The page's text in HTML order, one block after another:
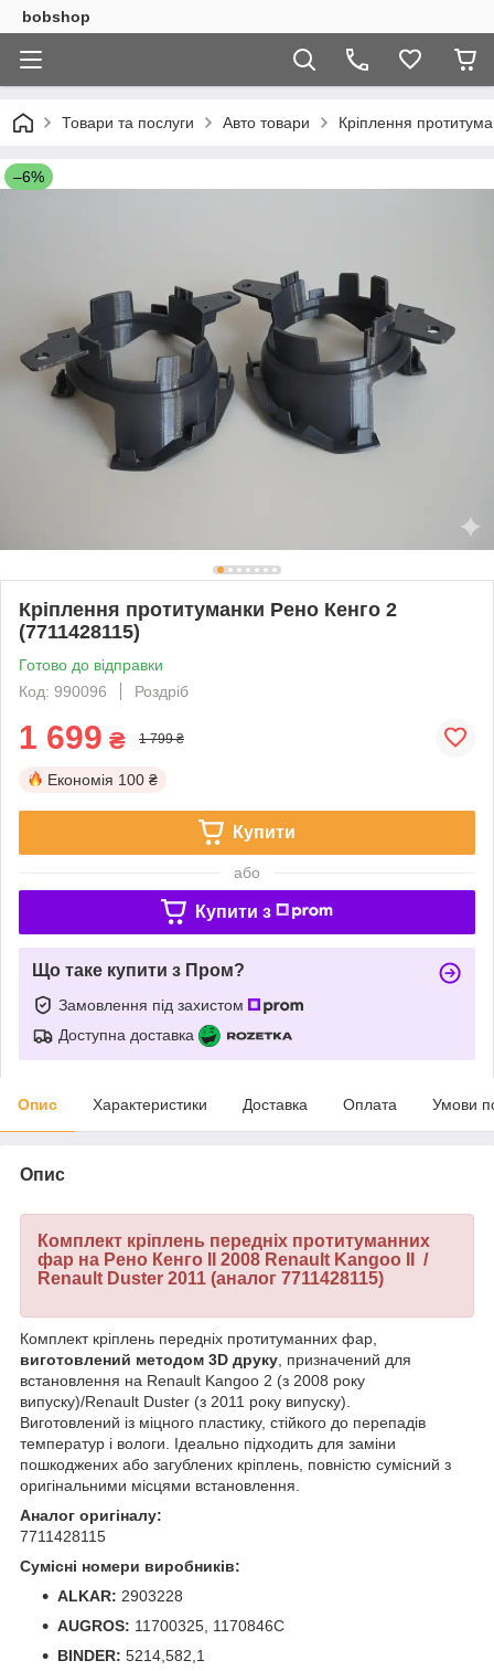
bobshop
Товари та послуги Авто товари Кріплення
–6%
Кріплення протитуманки Рено Кенго 2
(7711428115)
Готово до відправки
Код: 990096
Роздріб
1 699 ₴ 1 799 ₴
Економія 100 ₴
Купити
або
Купити з
Що таке купити з Пром?
Замовлення під захистом
Доступна доставка
Опис Характеристики Доставка Оплата Умови
Опис
Комплект кріплень передніх протитуманних
фар на Рено Кенго II 2008 Renault Kangoo II /
Renault Duster 2011 (аналог 7711428115)
Комплект кріплень передніх протитуманних фар,
виготовлений методом 3D друку , призначений для
встановлення на Renault Kangoo 2 (з 2008 року
випуску)/Renault Duster (з 2011 року випуску).
Виготовлений із міцного пластику, стійкого до перепадів
температур і вологи. Ідеально підходить для заміни
пошкоджених або загублених кріплень, повністю сумісний з
оригінальними місцями встановлення.
Аналог оригіналу:
7711428115
Сумісні номери виробників:
ALKAR: 2903228
AUGROS: 11700325, 1170846C
BINDER: 5214,582,1